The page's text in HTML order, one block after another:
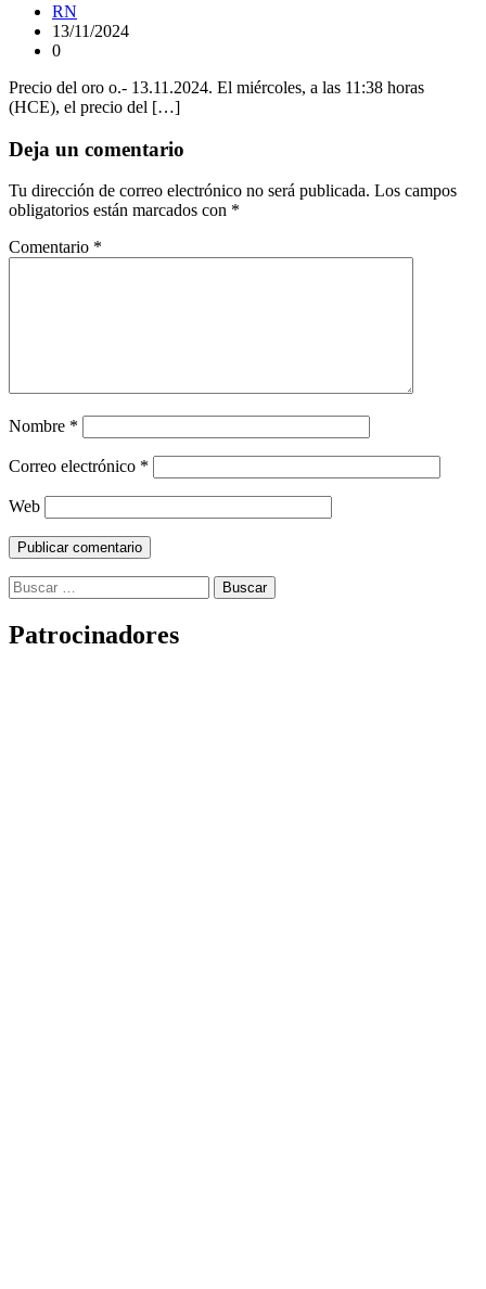
RN
13/11/2024
0
Precio del oro o.- 13.11.2024. El miércoles, a las 11:38 horas
(HCE), el precio del […]
Deja un comentario
Tu dirección de correo electrónico no será publicada. Los campos
obligatorios están marcados con *
Comentario *
Nombre *
Correo electrónico *
Web
Buscar:
Patrocinadores